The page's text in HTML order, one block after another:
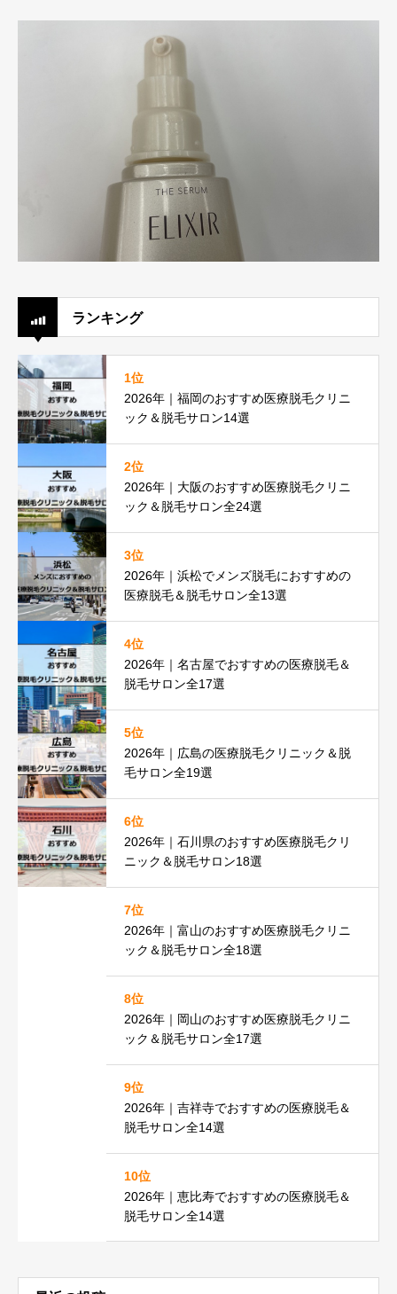
ランキング
1位
2026年｜福岡のおすすめ医療脱毛クリニ
ック＆脱毛サロン14選
2位
2026年｜大阪のおすすめ医療脱毛クリニ
ック＆脱毛サロン全24選
3位
2026年｜浜松でメンズ脱毛におすすめの
医療脱毛＆脱毛サロン全13選
4位
2026年｜名古屋でおすすめの医療脱毛＆
脱毛サロン全17選
5位
2026年｜広島の医療脱毛クリニック＆脱
毛サロン全19選
6位
2026年｜石川県のおすすめ医療脱毛クリ
ニック＆脱毛サロン18選
7位
2026年｜富山のおすすめ医療脱毛クリニ
ック＆脱毛サロン全18選
8位
2026年｜岡山のおすすめ医療脱毛クリニ
ック＆脱毛サロン全17選
9位
2026年｜吉祥寺でおすすめの医療脱毛＆
脱毛サロン全14選
10位
2026年｜恵比寿でおすすめの医療脱毛＆
脱毛サロン全14選